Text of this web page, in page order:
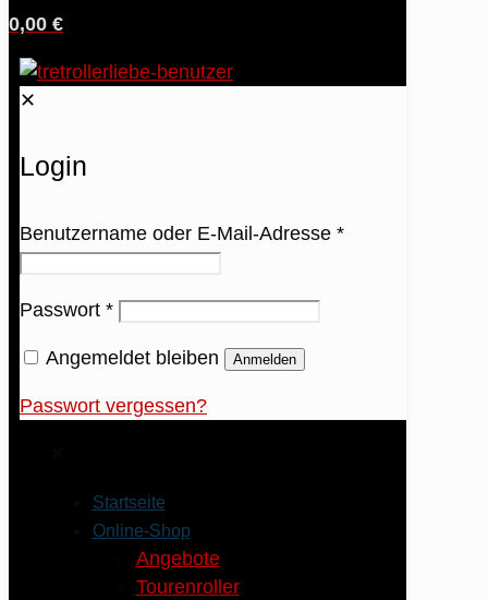
0,00 €
✕
Login
Benutzername oder E-Mail-Adresse *
Passwort *
Angemeldet bleiben Anmelden
Passwort vergessen?
Startseite
Online-Shop
Angebote
Tourenroller